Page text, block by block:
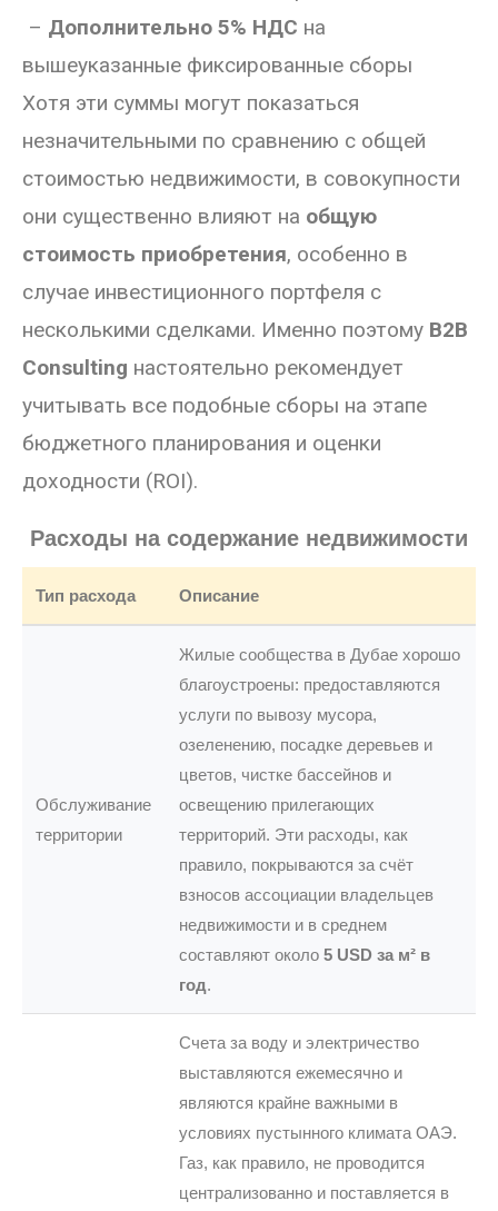
– Дополнительно 5% НДС на
вышеуказанные фиксированные сборы
Хотя эти суммы могут показаться
незначительными по сравнению с общей
стоимостью недвижимости, в совокупности
они существенно влияют на общую
стоимость приобретения, особенно в
случае инвестиционного портфеля с
несколькими сделками. Именно поэтому B2B
Consulting настоятельно рекомендует
учитывать все подобные сборы на этапе
бюджетного планирования и оценки
доходности (ROI).
Расходы на содержание недвижимости
Тип расхода Описание
Обслуживание
территории
Жилые сообщества в Дубае хорошо
благоустроены: предоставляются
услуги по вывозу мусора,
озеленению, посадке деревьев и
цветов, чистке бассейнов и
освещению прилегающих
территорий. Эти расходы, как
правило, покрываются за счёт
взносов ассоциации владельцев
недвижимости и в среднем
составляют около 5 USD за м² в
год.
Счета за воду и электричество
выставляются ежемесячно и
являются крайне важными в
условиях пустынного климата ОАЭ.
Газ, как правило, не проводится
централизованно и поставляется в